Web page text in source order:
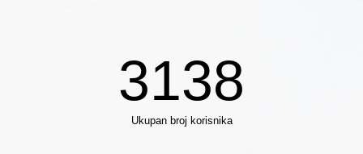
3138
Ukupan broj korisnika